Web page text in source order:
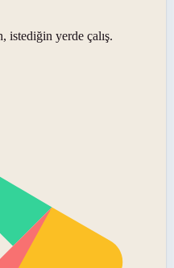
yerde çalış.